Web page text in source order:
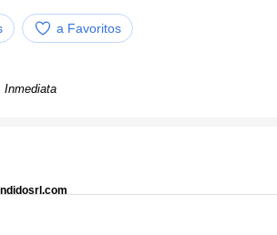
a Favoritos
. Inmediata